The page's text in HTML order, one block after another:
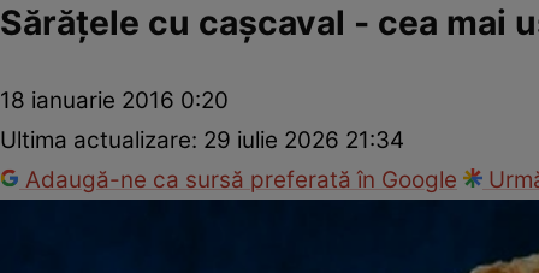
Sărăţele cu caşcaval - cea mai
18 ianuarie 2016 0:20
Ultima actualizare: 29 iulie 2026 21:34
Adaugă-ne ca sursă preferată în Google